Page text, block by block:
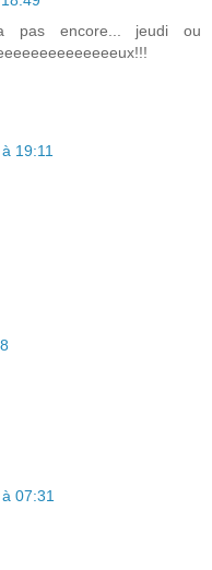
pas encore... jeudi ou
19:11
07:31